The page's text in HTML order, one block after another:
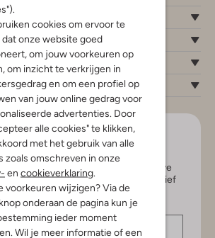
cookies om ervoor te
onze website goed
om jouw voorkeuren op
om inzicht te verkrijgen in
en om een profiel op
van jouw online gedrag voor
advertenties. Door
alle cookies" te klikken,
met het gebruik van alle
zoals omschreven in onze
en cookieverklaring
voorkeuren wijzigen? Via de
onderaan de pagina kun je
ieder moment
Wil je meer informatie of een
touch!
van de nieuwste items en exclusieve
jou. Schrijf je in voor de nieuwsbrief
€ 150,- shoptegoed.